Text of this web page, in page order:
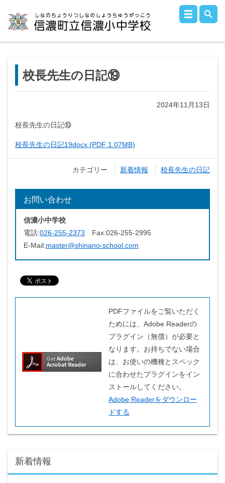
校長先生の日記⑲
2024年11月13日
校長先生の日記⑲
校長先生の日記19docx (PDF 1.07MB)
カテゴリー 新着情報 校長先生の日記
お問い合わせ
信濃小中学校
電話:026-255-2373 Fax:026-255-2995
E-Mail:master@shinano-school.com
PDFファイルをご覧いただく
ためには、Adobe Readerの
プラグイン（無償）が必要と
なります。お持ちでない場合
は、お使いの機種とスペック
に合わせたプラグインをイン
ストールしてください。
Adobe Readerをダウンロー
ドする
新着情報